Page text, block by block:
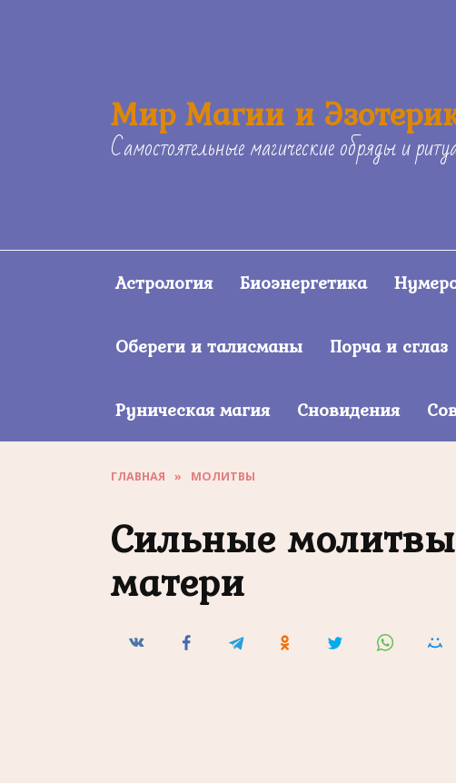
Мир Магии и
Самостоятельные магические обряды и
Астрология Биоэнергетика
Обереги и талисманы Порча и сглаз
Руническая магия Сновидения
ГЛАВНАЯ » МОЛИТВЫ
Сильные
матери